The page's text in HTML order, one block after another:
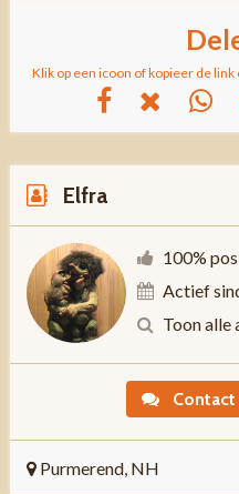
Klik op een icoon of kopieer de
Elfra
100%
Actief
Toon alle
Purmerend, NH